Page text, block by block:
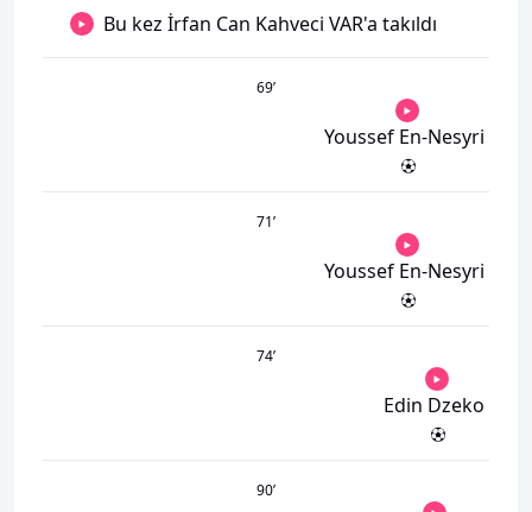
Bu kez İrfan Can Kahveci VAR'a takıldı
69’
Youssef En-Nesyri
71’
Youssef En-Nesyri
74’
Edin Dzeko
90’